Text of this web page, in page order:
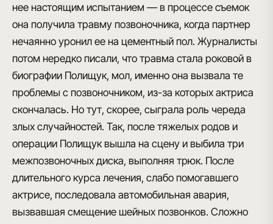
нее настоящим испытанием — в процессе съемок
она получила травму позвоночника, когда партнер
нечаянно уронил ее на цементный пол. Журналисты
потом нередко писали, что травма стала роковой в
биографии Полищук, мол, именно она вызвала те
проблемы с позвоночником, из-за которых актриса
скончалась. Но тут, скорее, сыграла роль череда
злых случайностей. Так, после тяжелых родов и
операции Полищук вышла на сцену и выбила три
межпозвоночных диска, выполняя трюк. После
длительного курса лечения, слабо помогавшего
актрисе, последовала автомобильная авария,
вызвавшая смещение шейных позвонков. Сложно